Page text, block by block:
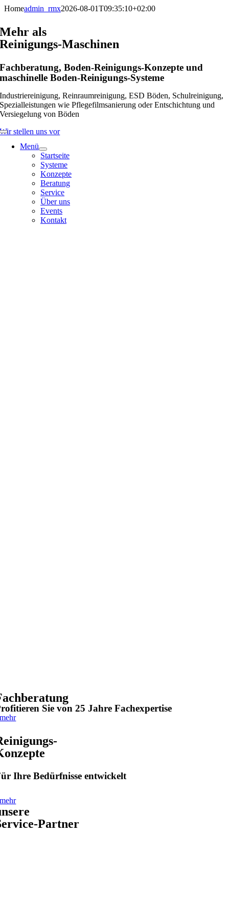
Skip
content
Menü
Startseite
Systeme
Konzepte
Beratung
Service
Über uns
Events
Kontakt
Homeadmin_rmx2026-08-01T09:35:10+02:00
Mehr als
Reinigungs-Maschinen
Fachberatung, Boden-Reinigungs-Konzepte und
maschinelle Boden-Reinigungs-Systeme
Industrie­reinigung, Rein­raum­reinigung, ESD Böden, Schulreinigung,
Spezial­leistungen wie Pflege­film­sanierung oder Entschichtung und
Versiegelung von Böden
Wir stellen uns vor
Sie von 25 Jahre Fachexpertise
mehr
Ihre Bedürfnisse entwickelt
mehr
Partner